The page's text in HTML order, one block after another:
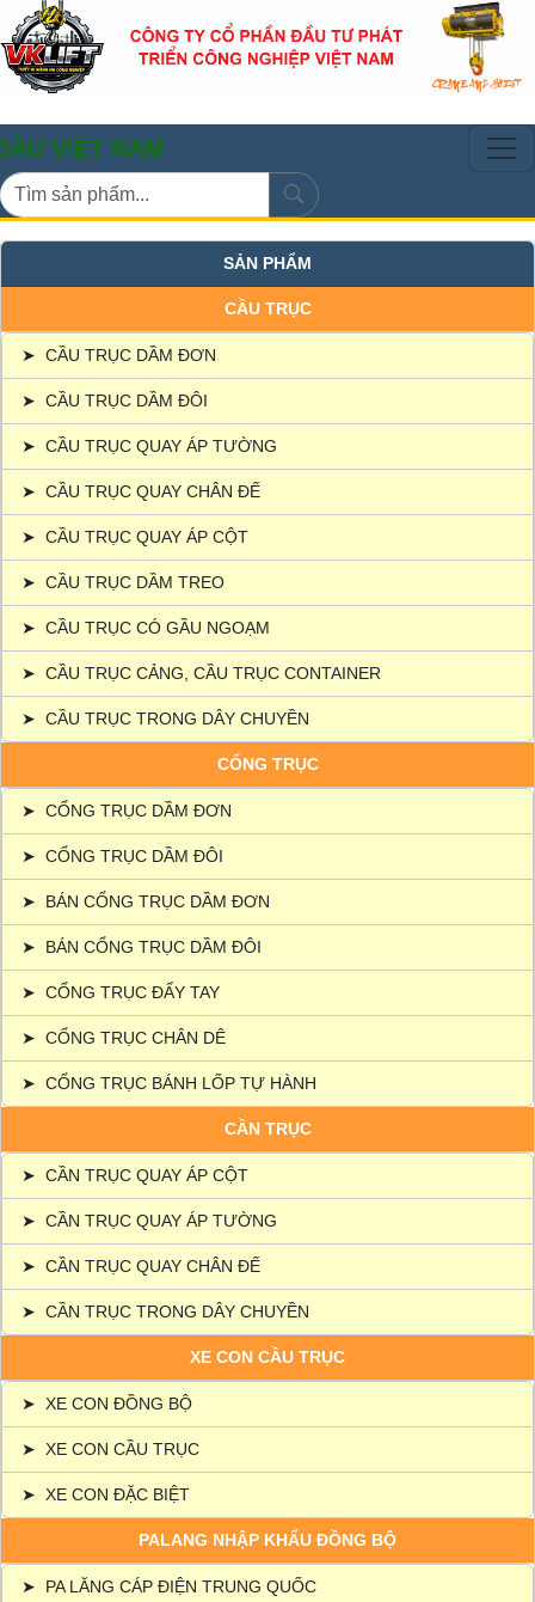
NAM
SẢN PHẨM
CẦU TRỤC
➤ CẦU TRỤC DẦM ĐƠN
➤ CẦU TRỤC DẦM ĐÔI
➤ CẦU TRỤC QUAY ÁP TƯỜNG
➤ CẦU TRỤC QUAY CHÂN ĐẾ
➤ CẦU TRỤC QUAY ÁP CỘT
➤ CẦU TRỤC DẦM TREO
➤ CẦU TRỤC CÓ GẦU NGOẠM
➤ CẦU TRỤC CẢNG, CẦU TRỤC CONTAINER
➤ CẦU TRỤC TRONG DÂY CHUYỀN
CỔNG TRỤC
➤ CỔNG TRỤC DẦM ĐƠN
➤ CỔNG TRỤC DẦM ĐÔI
➤ BÁN CỔNG TRỤC DẦM ĐƠN
➤ BÁN CỔNG TRỤC DẦM ĐÔI
➤ CỔNG TRỤC ĐẨY TAY
➤ CỔNG TRỤC CHÂN DÊ
➤ CỔNG TRỤC BÁNH LỐP TỰ HÀNH
CẦN TRỤC
➤ CẦN TRỤC QUAY ÁP CỘT
➤ CẦN TRỤC QUAY ÁP TƯỜNG
➤ CẦN TRỤC QUAY CHÂN ĐẾ
➤ CẦN TRỤC TRONG DÂY CHUYỀN
XE CON CẦU TRỤC
➤ XE CON ĐỒNG BỘ
➤ XE CON CẦU TRỤC
➤ XE CON ĐẶC BIỆT
PALANG NHẬP KHẨU ĐỒNG BỘ
➤ PA LĂNG CÁP ĐIỆN TRUNG QUỐC